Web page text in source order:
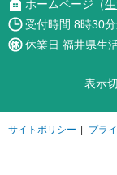
ホームページ（
受付時間 8時30
休業日 福井県生
表示
サイトポリシー プラ